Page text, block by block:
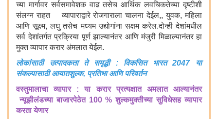
च्या मार्गावर सर्वसमावेशक वाढ तसेच आर्थिक लवचिकतेच्या दृष्टीशी
संलग्न राहत व्यापाराद्वारे रोजगाराला चालना देईल,, युवक, महिला
आणि सूक्ष्म, लघु तसेच मध्यम उद्योगांना सक्षम करेल.दोन्ही देशांमधील
सर्व देशांतर्गत प्रक्रिया पूर्ण झाल्यानंतर आणि मंजुरी मिळाल्यानंतर हा
मुक्त व्यापार करार अंमलात येईल.
लोकांसाठी उत्पादकता ते समृद्धी : विकसित भारत 2047 या
संकल्पासाठी आयातशुल्क, प्रतिभा आणि परिवर्तन
वस्तुमालाचा व्यापार : या करार प्रत्यक्षात अमलात आल्यानंतर
न्यूझीलंडच्या बाजारपेठेत 100 % शुल्कमुक्तीच्या सुविधेसह व्यापार
करता येणार